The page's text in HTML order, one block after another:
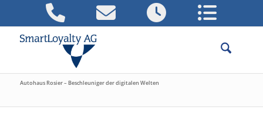
Autohaus Rosier – Beschleuniger der digitalen Welten